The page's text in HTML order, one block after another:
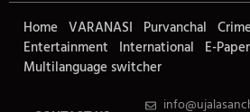
Home VARANASI Purvanchal
Entertainment International E-Paper
Multilanguage switcher